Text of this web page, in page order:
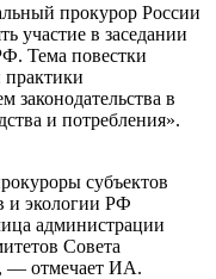
прокурор России
участие в заседании
Тема повестки
практики
законодательства в
и потребления».
субъектов
и экологии РФ
администрации
Совета
— отмечает ИА.